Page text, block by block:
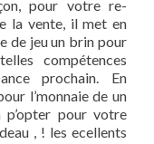
pour votre re-
la vente, il met en
de jeu un brin pour
compétences
prochain. En
l’monnaie de un
p’opter pour votre
, ! les ecellents